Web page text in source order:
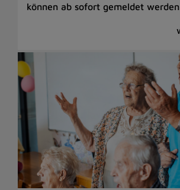
können ab sofort gemeldet werden